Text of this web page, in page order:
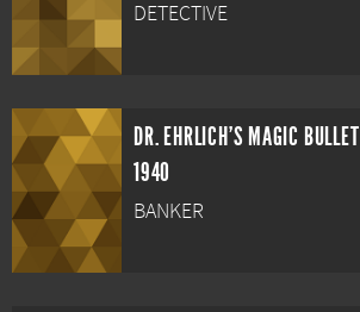
DETECTIVE
DR. EHRLICH'S MAGIC BULLET
1940
BANKER